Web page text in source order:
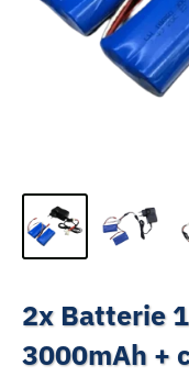
2x Batterie
3000mAh +